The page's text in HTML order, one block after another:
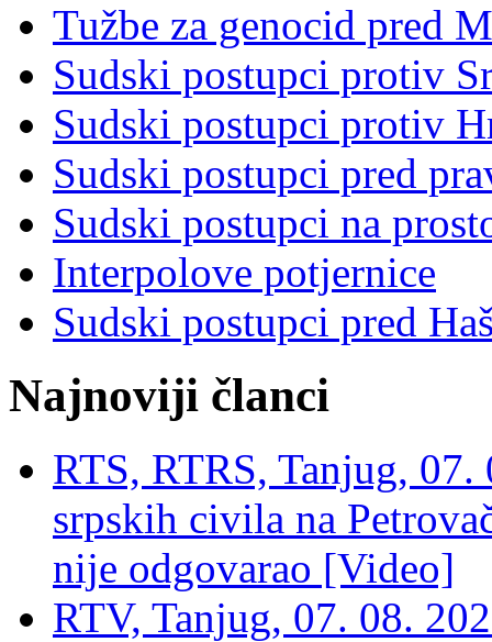
Tužbe za genocid pred
Sudski postupci protiv
Sudski postupci protiv
Sudski postupci pred
Sudski postupci na
Interpolove potjernice
Sudski postupci pred
Najnoviji članci
RTS, RTRS, Tanjug,
srpskih civila na
nije odgovarao [Video]
RTV, Tanjug, 07. 08.